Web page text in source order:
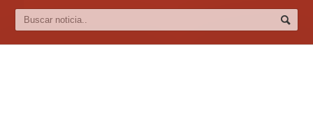
Cultura